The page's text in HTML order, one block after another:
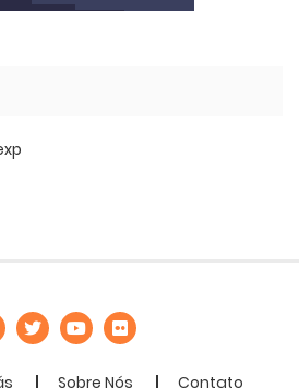
Sobre Nós Contato